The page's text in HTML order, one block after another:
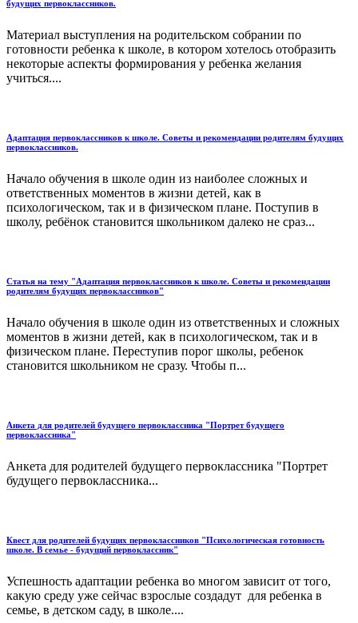
будущих первоклассников.
Материал выступления на родительском собрании по
готовности ребенка к школе, в котором хотелось отобразить
некоторые аспекты формирования у ребенка желания
учиться....
Адаптация первоклассников к школе. Советы и рекомендации родителям будущих
первоклассников.
Начало обучения в школе один из наиболее сложных и
ответственных моментов в жизни детей, как в
психологическом, так и в физическом плане. Поступив в
школу, ребёнок становится школьником далеко не сраз...
Статья на тему "Адаптация первоклассников к школе. Советы и рекомендации
родителям будущих первоклассников"
Начало обучения в школе один из ответственных и сложных
моментов в жизни детей, как в психологическом, так и в
физическом плане. Переступив порог школы, ребенок
становится школьником не сразу. Чтобы п...
Анкета для родителей будущего первоклассника "Портрет будущего
первоклассника"
Анкета для родителей будущего первоклассника "Портрет
будущего первоклассника...
Квест для родителей будущих первоклассников "Психологическая готовность
школе. В семье - будущий первоклассник"
Успешность адаптации ребенка во многом зависит от того,
какую среду уже сейчас взрослые создадут для ребенка в
семье, в детском саду, в школе....